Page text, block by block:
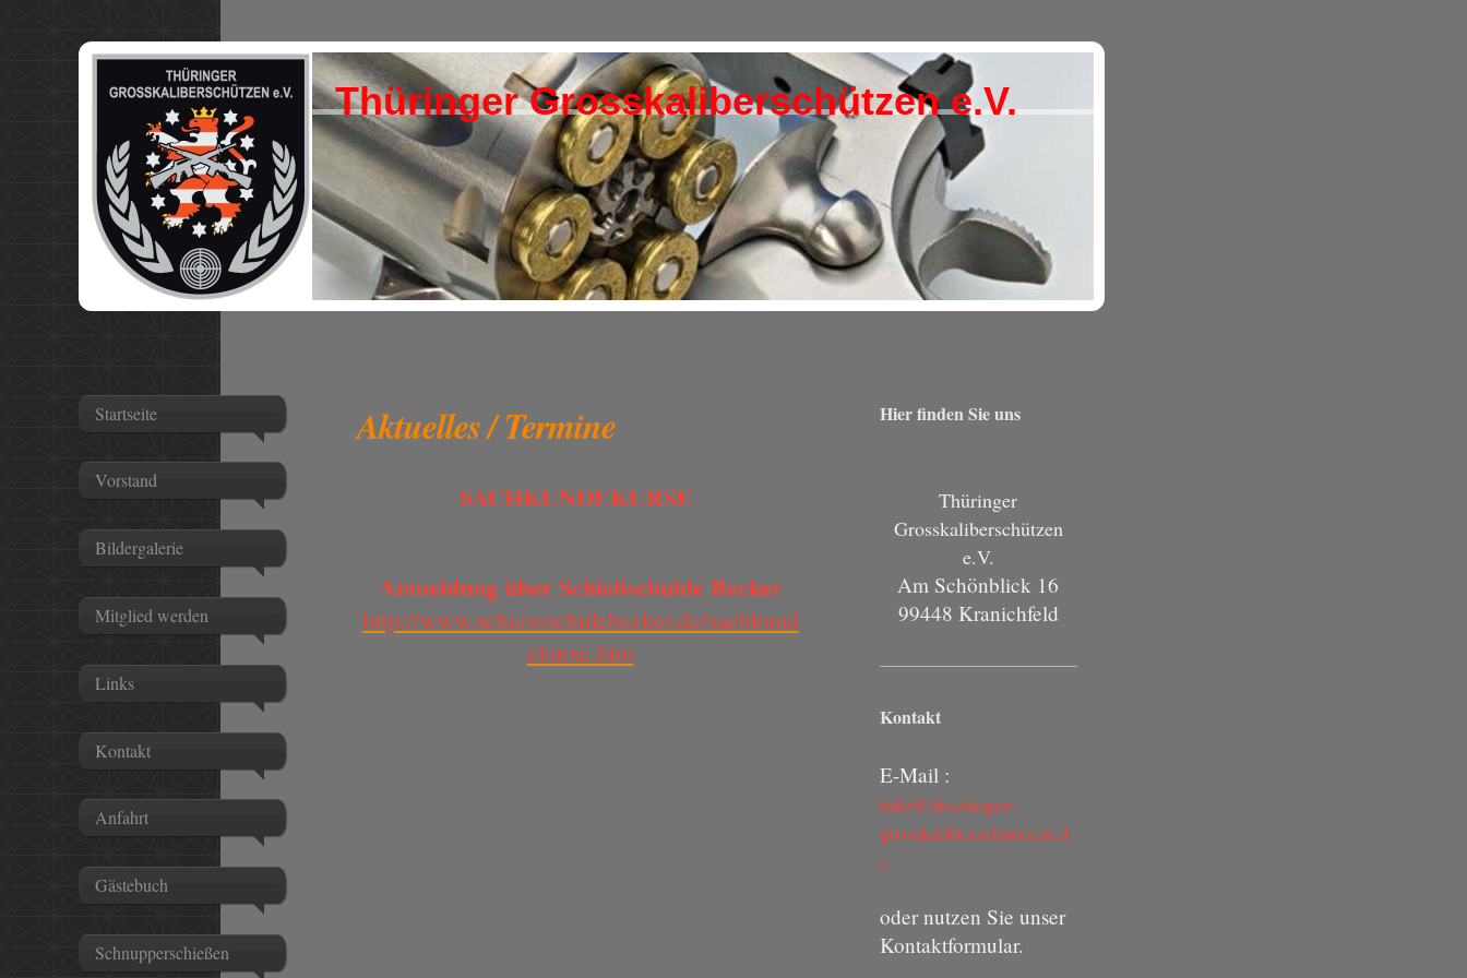
Thüringer Grosskaliberschützen e.V.
Startseite
Vorstand
Bildergalerie
Mitglied werden
Links
Kontakt
Anfahrt
Gästebuch
Schnupperschießen
Aktuelles / Termine
SACHKUNDEKURSE
Anmeldung über Schießschuhle Becker
http://www.schiessschulebecker.de/sachkund
ekurse.htm
Hier finden Sie uns
Thüringer
Grosskaliberschützen
e.V.
Am Schönblick 16
99448 Kranichfeld
Kontakt
E-Mail :
info@thueringer-
grosskaliberschuetzen.d
e
oder nutzen Sie unser
Kontaktformular.